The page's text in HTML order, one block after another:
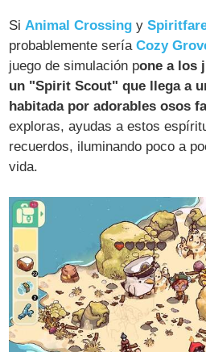
SiAnimal Crossing y
probablemente seríaCozy
juego de simulación pone a los
un "Spirit Scout" que llega a
habitada por adorables osos
exploras, ayudas a estos
recuerdos, iluminando poco a
vida.